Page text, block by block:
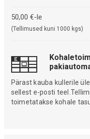
50,00 €-le
(Tellimused kuni 1000 kgs)
Pärast kauba kullerile
sellest e-posti
toimetatakse kohale